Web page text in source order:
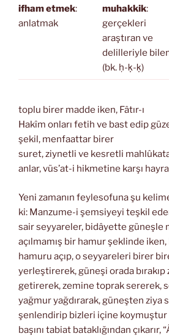
ifham etmek:
anlatmak
muhakkik:
gerçekleri
araştıran ve
delilleriyle
(bk. ḥ-ḳ-ḳ)
toplu birer madde iken, Fâtır-ı
Hakîm onları fetih ve bast edip
şekil, menfaattar birer
suret, ziynetli ve kesretli
anlar, vüs’at-i hikmetine karşı
Yeni zamanın feylesofuna şu
ki: Manzume-i şemsiyeyi teşkil
sair seyyareler, bidâyette güneşle
açılmamış bir hamur şeklinde
hamuru açıp, o seyyareleri birer
yerleştirerek, güneşi orada
getirerek, zemine toprak sererek,
yağmur yağdırarak, güneşten ziya
şenlendirip bizleri içine koymuştur
başını tabiat bataklığından çıkarır,